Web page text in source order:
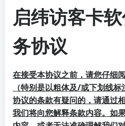
启纬访客卡
务协议
在接受本协议之前，请您仔细
（特别是以粗体及/或下划线
协议的条款有疑问的，请通过
我们将向您解释条款内容。如